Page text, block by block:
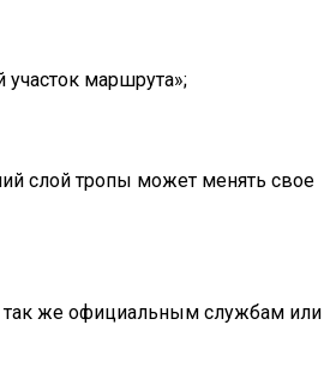
маршрута»;
слой тропы может менять свое
так же официальным службам или